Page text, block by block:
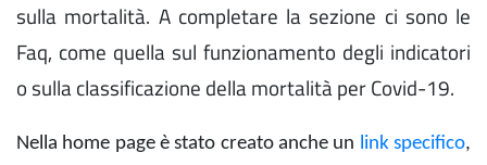
sulla mortalità. A completare la sezione ci sono le
Faq, come quella sul funzionamento degli indicatori
o sulla classificazione della mortalità per Covid-19.
Nella home page è stato creato anche un link specifico,